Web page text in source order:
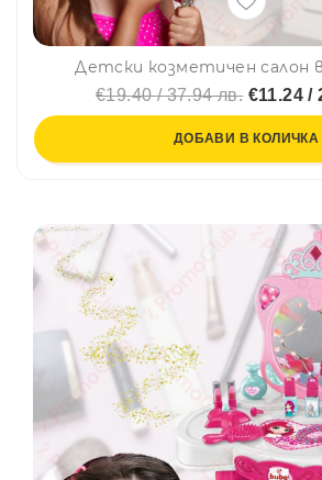
Детски козметичен салон
€19.40 / 37.94 лв.€11.24 /
ДОБАВИ В КОЛИЧКА